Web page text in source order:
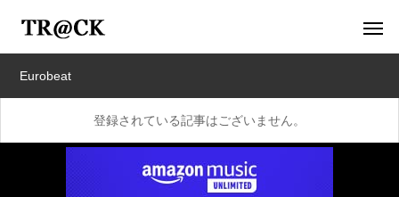
Eurobeat
登録されている記事はございません。